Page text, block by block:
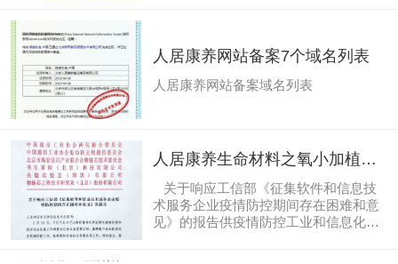
全方面的研究新成果，并呈送了十年前
研究比特金方面的金融报告，老先生近
两小时的畅谈中高度认同认可主动金融
威。交谈中老先生居然还探讨了区块链
发展方向。还闲聊说：看你很精神。刘
说：我每天打太极拳。老...
人居康养网站备案7个域名列表
人居康养网站备案域名列表
人居康养生命材料之氧小加植物
负氧离子产品支持防疫获报工信
部
关于响应工信部《征集软件和信息技
术服务企业疫情防控期间存在困难和意
见》的报告供疫情防控工业和信息化部